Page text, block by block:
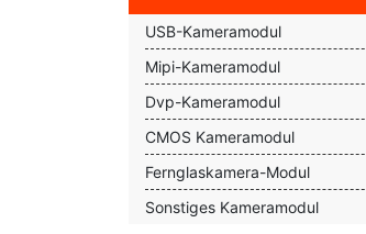
USB-Kameramodul
Mipi-Kameramodul
Dvp-Kameramodul
CMOS Kameramodul
Fernglaskamera-Modul
Sonstiges Kameramodul